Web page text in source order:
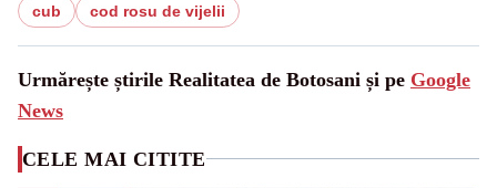
cub cod rosu de vijelii
Urmărește știrile Realitatea de Botosani și pe Google
News
CELE MAI CITITE